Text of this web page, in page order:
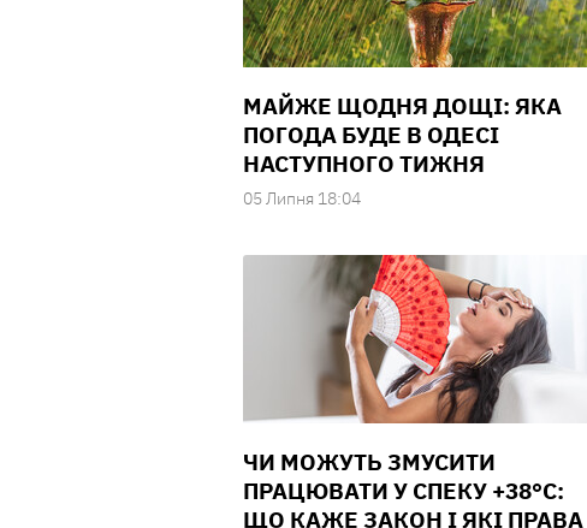
МАЙЖЕ ЩОДНЯ ДОЩІ: ЯКА
ПОГОДА БУДЕ В ОДЕСІ
НАСТУПНОГО ТИЖНЯ
05 Липня 18:04
ЧИ МОЖУТЬ ЗМУСИТИ
ПРАЦЮВАТИ У СПЕКУ +38°C:
ЩО КАЖЕ ЗАКОН І ЯКІ ПРАВА